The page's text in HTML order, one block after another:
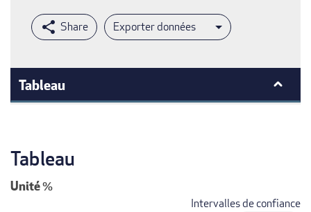
Exporter données
Tableau
Tableau
Unité%
Intervalles de confiance